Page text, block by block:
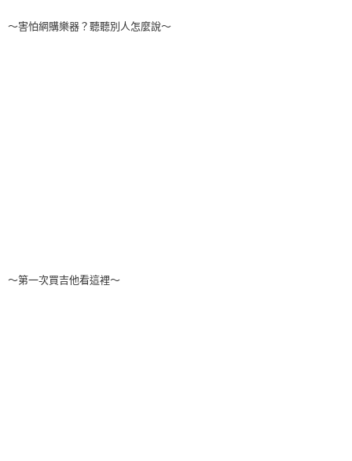
～害怕網購樂器？聽聽別人怎麼說～
～第一次買吉他看這裡～